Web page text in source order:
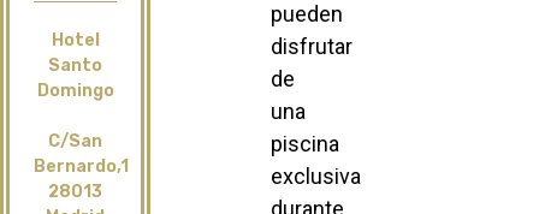
Hotel
Santo
Domingo
C/San
Bernardo,1
28013
pueden
disfrutar
de
una
piscina
exclusiva